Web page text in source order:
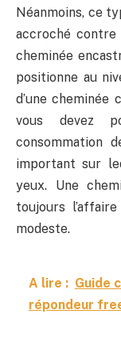
Néanmoins, ce
accroché
cheminée
positionne au
d’une cheminée
vous devez
consommation
important sur
yeux. Une
toujours
modeste.
A lire : Guide
répondeur